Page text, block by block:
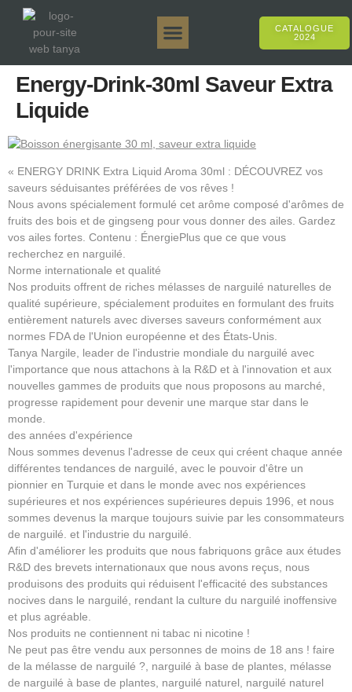
CATALOGUE
2024
Energy-Drink-30ml Saveur Extra
Liquide
« ENERGY DRINK Extra Liquid Aroma 30ml : DÉCOUVREZ vos
saveurs séduisantes préférées de vos rêves !
Nous avons spécialement formulé cet arôme composé d'arômes de
fruits des bois et de gingseng pour vous donner des ailes. Gardez
vos ailes fortes. Contenu : ÉnergiePlus que ce que vous
recherchez en narguilé.
Norme internationale et qualité
Nos produits offrent de riches mélasses de narguilé naturelles de
qualité supérieure, spécialement produites en formulant des fruits
entièrement naturels avec diverses saveurs conformément aux
normes FDA de l'Union européenne et des États-Unis.
Tanya Nargile, leader de l'industrie mondiale du narguilé avec
l'importance que nous attachons à la R&D et à l'innovation et aux
nouvelles gammes de produits que nous proposons au marché,
progresse rapidement pour devenir une marque star dans le
monde.
des années d'expérience
Nous sommes devenus l'adresse de ceux qui créent chaque année
différentes tendances de narguilé, avec le pouvoir d'être un
pionnier en Turquie et dans le monde avec nos expériences
supérieures et nos expériences supérieures depuis 1996, et nous
sommes devenus la marque toujours suivie par les consommateurs
de narguilé. et l'industrie du narguilé.
Afin d'améliorer les produits que nous fabriquons grâce aux études
R&D des brevets internationaux que nous avons reçus, nous
produisons des produits qui réduisent l'efficacité des substances
nocives dans le narguilé, rendant la culture du narguilé inoffensive
et plus agréable.
Nos produits ne contiennent ni tabac ni nicotine !
Ne peut pas être vendu aux personnes de moins de 18 ans ! faire
de la mélasse de narguilé ?, narguilé à base de plantes, mélasse
de narguilé à base de plantes, narguilé naturel, narguilé naturel